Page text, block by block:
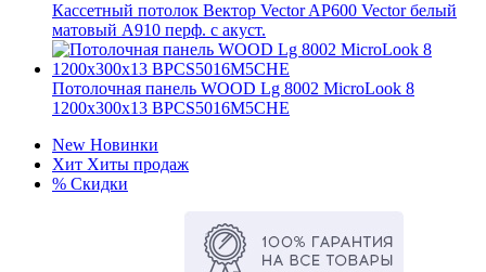
Кассетный потолок Вектор Veсtor AP600 Vector белый
матовый А910 перф. с акуст.
Потолочная панель WOOD Lg 8002 MicroLook 8
1200x300x13 BPCS5016M5CHE
New Новинки
Хит Хиты продаж
% Скидки